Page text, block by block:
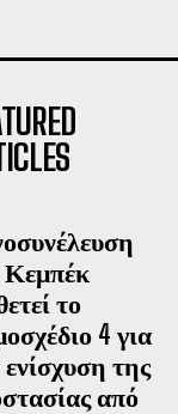
Κεμπέκ
το
4 για
της
από